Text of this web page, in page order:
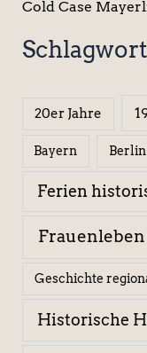
Cold Case
20er Jahre
Bayern Berlin
Ferien
Frauenleben
Geschichte
Historische